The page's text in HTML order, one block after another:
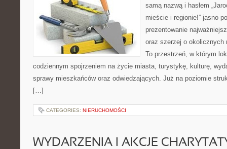
samą nazwą i hasłem
mieście i regionie!” jasno
prezentowanie
oraz szerzej o okolicznych
To przestrzeń, w którym
codziennym spojrzeniem na życie miasta, turystykę, kulturę,
sprawy mieszkańców oraz odwiedzających. Już na poziomie
[…]
CATEGORIES: NIERUCHOMOŚCI
WYDARZENIA I AKCJE